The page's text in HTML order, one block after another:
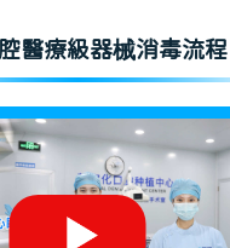
醫療級器械消毒流程